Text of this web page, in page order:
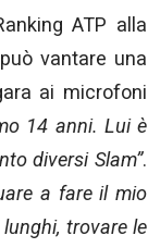
ATP alla
vantare una
ai microfoni
14 anni. Lui è
diversi Slam”.
a fare il mio
trovare le